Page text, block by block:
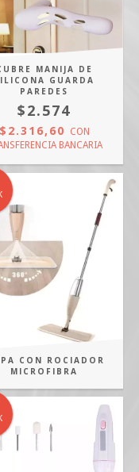
MANIJA DE
GUARDA
PAREDES
$2.574
$2.316,60
CON
BANCARIA
CON ROCIADOR
MICROFIBRA